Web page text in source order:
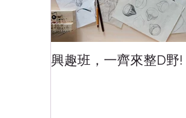
興趣班，一齊來整D野!